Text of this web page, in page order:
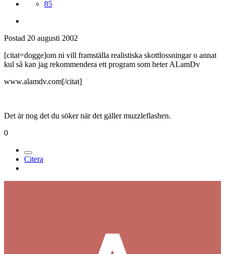
85
Postad 20 augusti 2002
[citat=dogge]om ni vill framställa realistiska skottlossningar o annat
kul så kan jag rekommendera ett program som heter ALamDv
www.alamdv.com[/citat]
Det är nog det du söker när det gäller muzzleflashen.
0
Citera